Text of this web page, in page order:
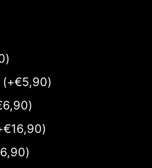
)
(+€5,90)
6,90)
€16,90)
6,90)